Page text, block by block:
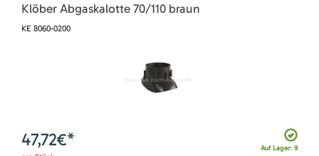
Klöber Abgaskalotte 70/110 braun
KE 8060-0200
Auf Lager: 9
47,72€*